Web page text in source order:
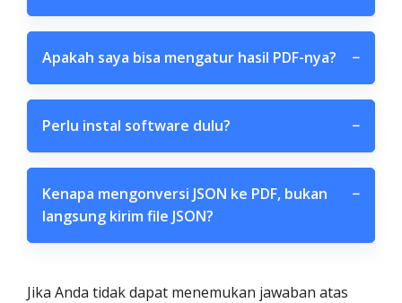
Apakah saya bisa mengatur hasil PDF-nya? −
Perlu instal software dulu? −
Kenapa mengonversi JSON ke PDF, bukan
langsung kirim file JSON?
−
Jika Anda tidak dapat menemukan jawaban atas